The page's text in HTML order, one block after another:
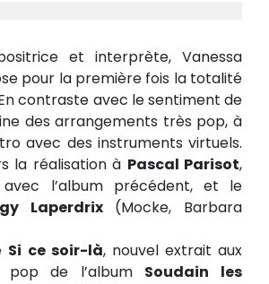
et interprète, Vanessa
pour la première fois la totalité
contraste avec le sentiment de
des arrangements très pop, à
avec des instruments virtuels.
la réalisation à Pascal Parisot,
l’album précédent, et le
Laperdrix(Mocke, Barbara
Si ce soir-là, nouvel extrait aux
pop de l’album Soudain les